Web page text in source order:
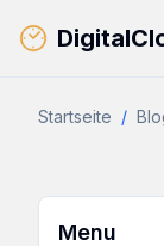
Startseite /
Menu